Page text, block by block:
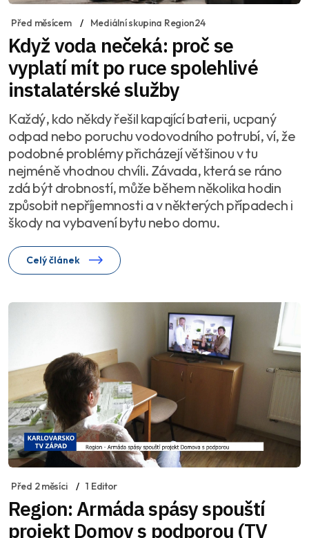
Před měsícem Mediální skupina Region24
Když voda nečeká: proč se
vyplatí mít po ruce spolehlivé
instalatérské služby
Každý, kdo někdy řešil kapající baterii, ucpaný
odpad nebo poruchu vodovodního potrubí, ví, že
podobné problémy přicházejí většinou v tu
nejméně vhodnou chvíli. Závada, která se ráno
zdá být drobností, může během několika hodin
způsobit nepříjemnosti a v některých případech i
škody na vybavení bytu nebo domu.
Celý článek
Před 2 měsíci 1 Editor
Region: Armáda spásy spouští
projekt Domov s podporou (TV